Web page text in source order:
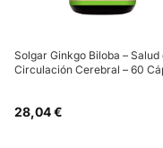
Solgar Ginkgo Biloba – Salud
Circulación Cerebral – 60
28,04 €